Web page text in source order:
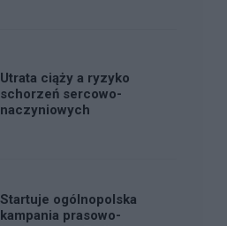
Utrata ciąży a ryzyko
schorzeń sercowo-
naczyniowych
Startuje ogólnopolska
kampania prasowo-